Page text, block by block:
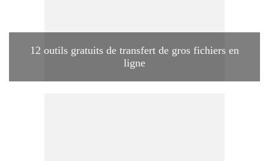
12 outils gratuits de transfert de gros fichiers en
ligne